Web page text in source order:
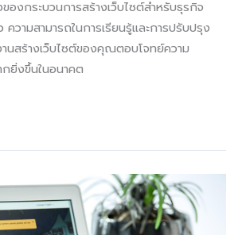
องกระบวนการสร้างเว็บไซต์สำหรับธุรกิจ
วามสามารถในการเรียนรู้และการปรับปรุง
านสร้างเว็บไซต์ของคุณตอบโจทย์ความ
ยิ่งขึ้นในอนาคต